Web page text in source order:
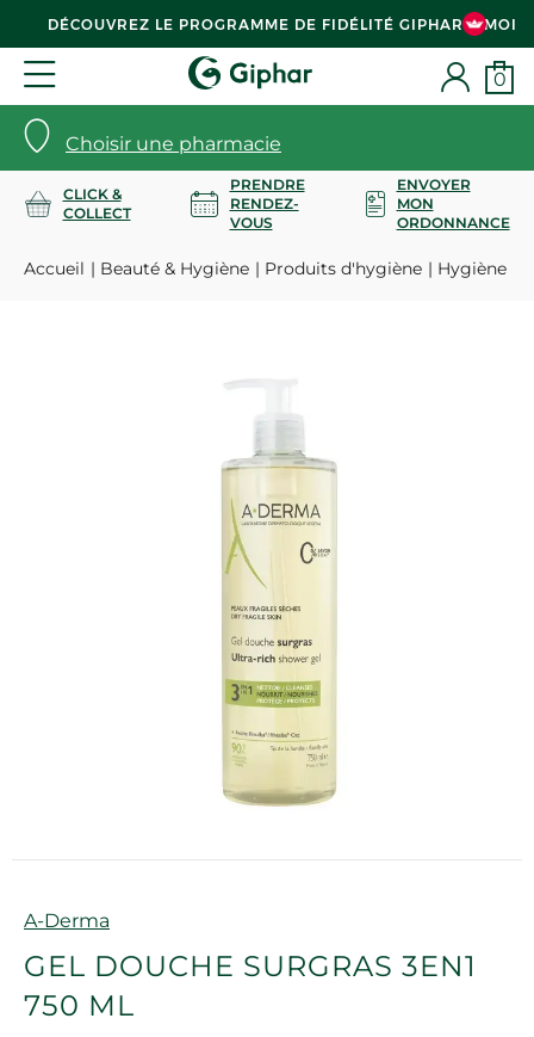
DÉCOUVREZ LE PROGRAMME DE FIDÉLITÉ GIPHAR & MOI
Choisir une pharmacie
0
CLICK &
COLLECT
PRENDRE
RENDEZ-
VOUS
ENVOYER
MON
ORDONNANCE
Accueil Beauté & Hygiène Produits d'hygiène Hygiène
Marque
A-Derma
GEL DOUCHE SURGRAS 3EN1
750 ML